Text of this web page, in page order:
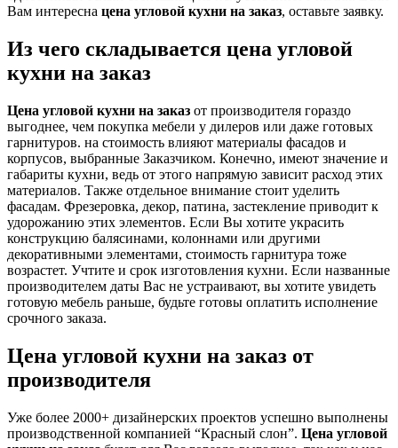
Вам интересна цена угловой кухни на заказ, оставьте заявку.
Из чего складывается цена угловой
кухни на заказ
Цена угловой кухни на заказ от производителя гораздо
выгоднее, чем покупка мебели у дилеров или даже готовых
гарнитуров. на стоимость влияют материалы фасадов и
корпусов, выбранные Заказчиком. Конечно, имеют значение и
габариты кухни, ведь от этого напрямую зависит расход этих
материалов. Также отдельное внимание стоит уделить
фасадам. Фрезеровка, декор, патина, застекление приводит к
удорожанию этих элементов. Если Вы хотите украсить
конструкцию балясинами, колоннами или другими
декоративными элементами, стоимость гарнитура тоже
возрастет. Учтите и срок изготовления кухни. Если названные
производителем даты Вас не устраивают, вы хотите увидеть
готовую мебель раньше, будьте готовы оплатить исполнение
срочного заказа.
Цена угловой кухни на заказ от
производителя
Уже более 2000+ дизайнерских проектов успешно выполнены
производственной компанией “Красный слон”. Цена угловой